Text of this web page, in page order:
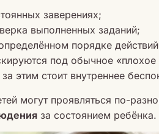
заверениях;
выполненных заданий;
порядке
под обычное
этим стоит внутреннее
могут проявляться по-
за состоянием ребёнка.